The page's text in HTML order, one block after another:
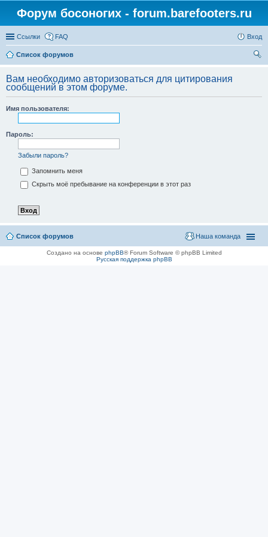
Форум босоногих - forum.barefooters.ru
Ссылки FAQ Вход
Список форумов
Вам необходимо авторизоваться для цитирования
сообщений в этом форуме.
Имя пользователя:
Пароль:
Забыли пароль?
Запомнить меня
Скрыть моё пребывание на конференции в этот раз
Список форумов Наша команда
Создано на основе phpBB® Forum Software © phpBB Limited
Русская поддержка phpBB